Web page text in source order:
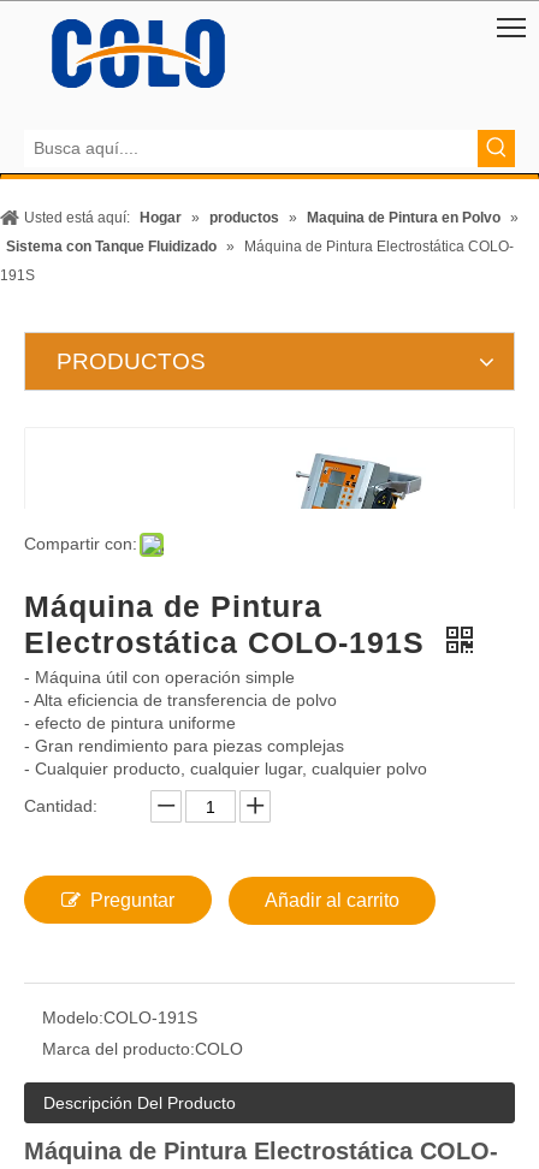
Usted está aquí: Hogar » productos » Maquina de Pintura en Polvo »
Sistema con Tanque Fluidizado »
Máquina de Pintura Electrostática COLO-
191S
PRODUCTOS
Compartir con:
Máquina de Pintura
Electrostática COLO-191S
- Máquina útil con operación simple
- Alta eficiencia de transferencia de polvo
- efecto de pintura uniforme
- Gran rendimiento para piezas complejas
- Cualquier producto, cualquier lugar, cualquier polvo
Cantidad:
Preguntar Añadir al carrito
Modelo:COLO-191S
Marca del producto:COLO
Descripción Del Producto
Máquina de Pintura Electrostática COLO-